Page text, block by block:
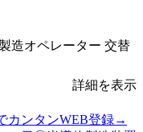
造オペレーター 交替
詳細を表示